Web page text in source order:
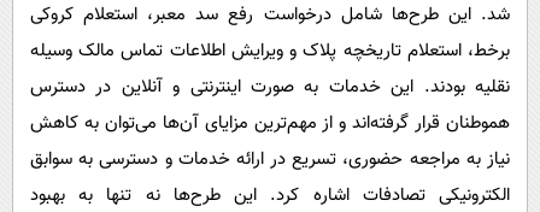
شد. این طرح‌ها شامل درخواست رفع سد معبر، استعلام کروکی
برخط، استعلام تاریخچه پلاک و ویرایش اطلاعات تماس مالک وسیله
نقلیه بودند. این خدمات به صورت اینترنتی و آنلاین در دسترس
هموطنان قرار گرفته‌اند و از مهم‌ترین مزایای آن‌ها می‌توان به کاهش
نیاز به مراجعه حضوری، تسریع در ارائه خدمات و دسترسی به سوابق
الکترونیکی تصادفات اشاره کرد. این طرح‌ها نه تنها به بهبود